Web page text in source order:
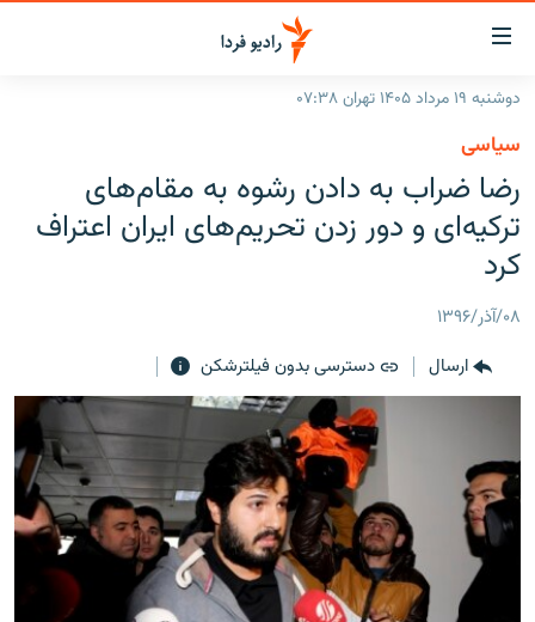
لینک‌های
قابلیت
دسترسی
بازگشت
منوی
اصلی
رفتن
صفحه
ایران
جهان
رادیو
گزارش‌های تصویری
گزارش‌های ویدئویی
زنان فردا
به ما بپیوندید
دوشنبه ۱۹ مرداد ۱۴۰۵ تهران ۰۷:۳۸
سیاسی
رضا ضراب به دادن رشوه به مقام‌های
ترکیه‌ای و دور زدن تحریم‌های ایران اعتراف
کرد
۰۸/آذر/۱۳۹۶
ارسال
دسترسی بدون فیلترشکن